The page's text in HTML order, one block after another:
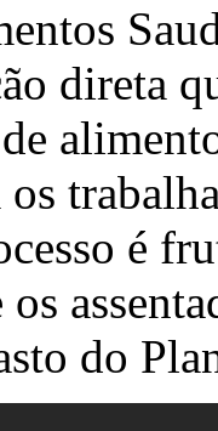
direta
é
do